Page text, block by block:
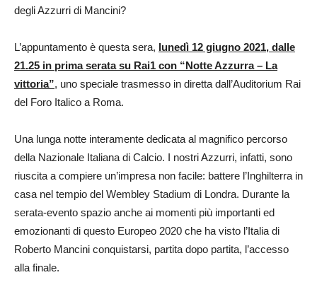
degli Azzurri di Mancini?
L’appuntamento è questa sera, lunedì 12 giugno 2021, dalle
21.25 in prima serata su Rai1 con “Notte Azzurra – La
vittoria”, uno speciale trasmesso in diretta dall’Auditorium Rai
del Foro Italico a Roma.
Una lunga notte interamente dedicata al magnifico percorso
della Nazionale Italiana di Calcio. I nostri Azzurri, infatti, sono
riuscita a compiere un’impresa non facile: battere l’Inghilterra in
casa nel tempio del Wembley Stadium di Londra. Durante la
serata-evento spazio anche ai momenti più importanti ed
emozionanti di questo Europeo 2020 che ha visto l’Italia di
Roberto Mancini conquistarsi, partita dopo partita, l’accesso
alla finale.